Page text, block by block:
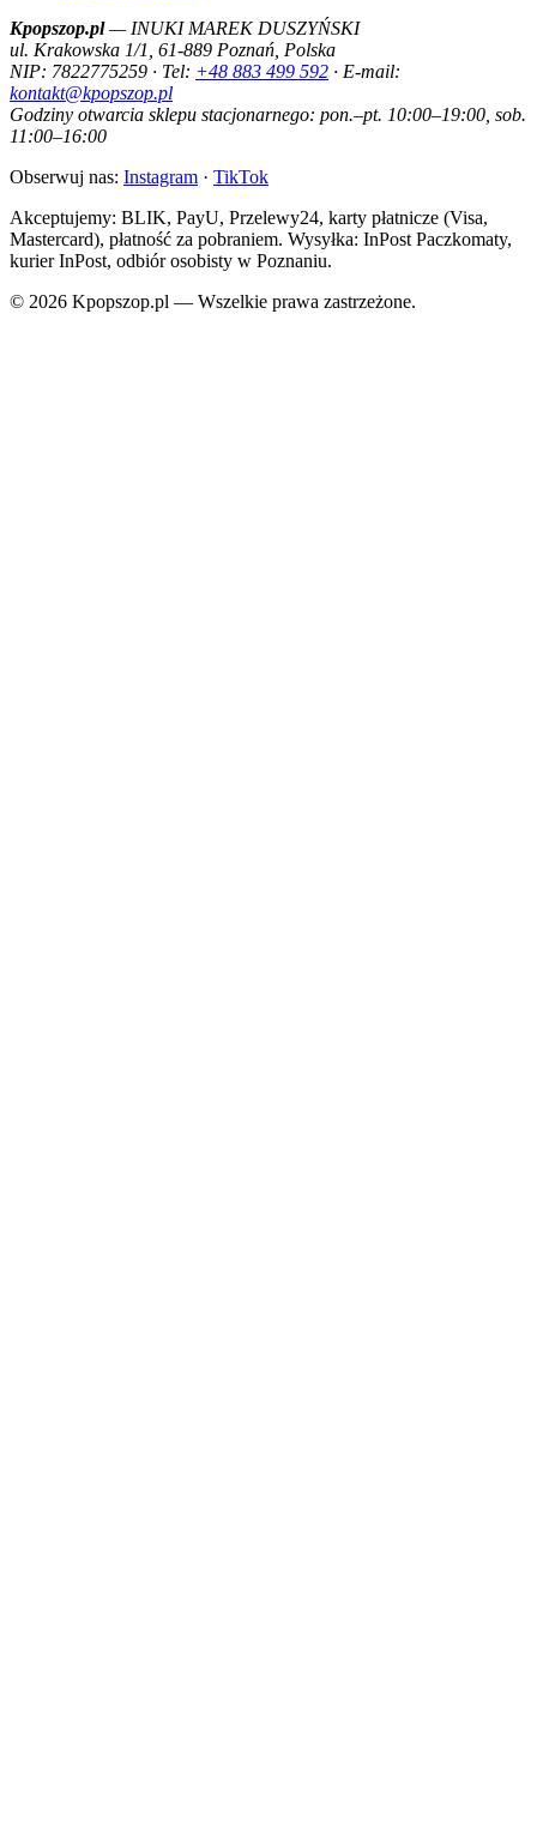
Kpopszop.pl— INUKI MAREK DUSZYŃSKI
ul. Krakowska 1/1, 61-889 Poznań, Polska
NIP: 7822775259 · Tel: +48 883 499 592 · E-mail:
kontakt@kpopszop.pl
Godziny otwarcia sklepu stacjonarnego: pon.–pt. 10:00–19:00, sob.
11:00–16:00
Obserwuj nas: Instagram · TikTok
Akceptujemy: BLIK, PayU, Przelewy24, karty płatnicze (Visa,
Mastercard), płatność za pobraniem. Wysyłka: InPost Paczkomaty,
kurier InPost, odbiór osobisty w Poznaniu.
© 2026 Kpopszop.pl — Wszelkie prawa zastrzeżone.